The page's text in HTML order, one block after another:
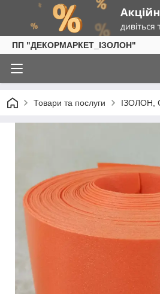
ПП "ДЕКОРМАРКЕТ_ІЗОЛОН"
Товари та послуги ІЗОЛОН,